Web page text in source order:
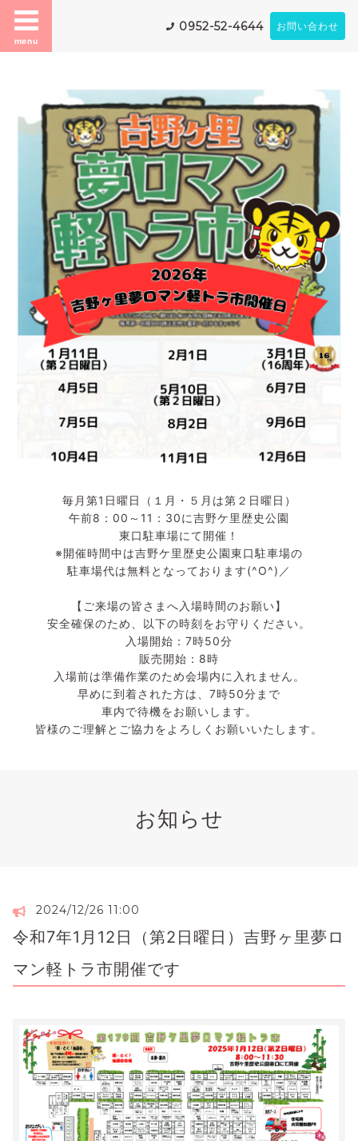
menu
0952-52-4644 お問い合わせ
毎月第1日曜日（１月・５月は第２日曜日）
午前8：00～11：30に吉野ケ里歴史公園
東口駐車場にて開催！
※開催時間中は吉野ケ里歴史公園東口駐車場の
駐車場代は無料となっております(^O^)／
【ご来場の皆さまへ入場時間のお願い】
安全確保のため、以下の時刻をお守りください。
入場開始：7時50分
販売開始：8時
入場前は準備作業のため会場内に入れません。
早めに到着された方は、7時50分まで
車内で待機をお願いします。
皆様のご理解とご協力をよろしくお願いいたします。
お知らせ
2024/12/26 11:00
令和7年1月12日（第2日曜日）吉野ヶ里夢ロ
マン軽トラ市開催です